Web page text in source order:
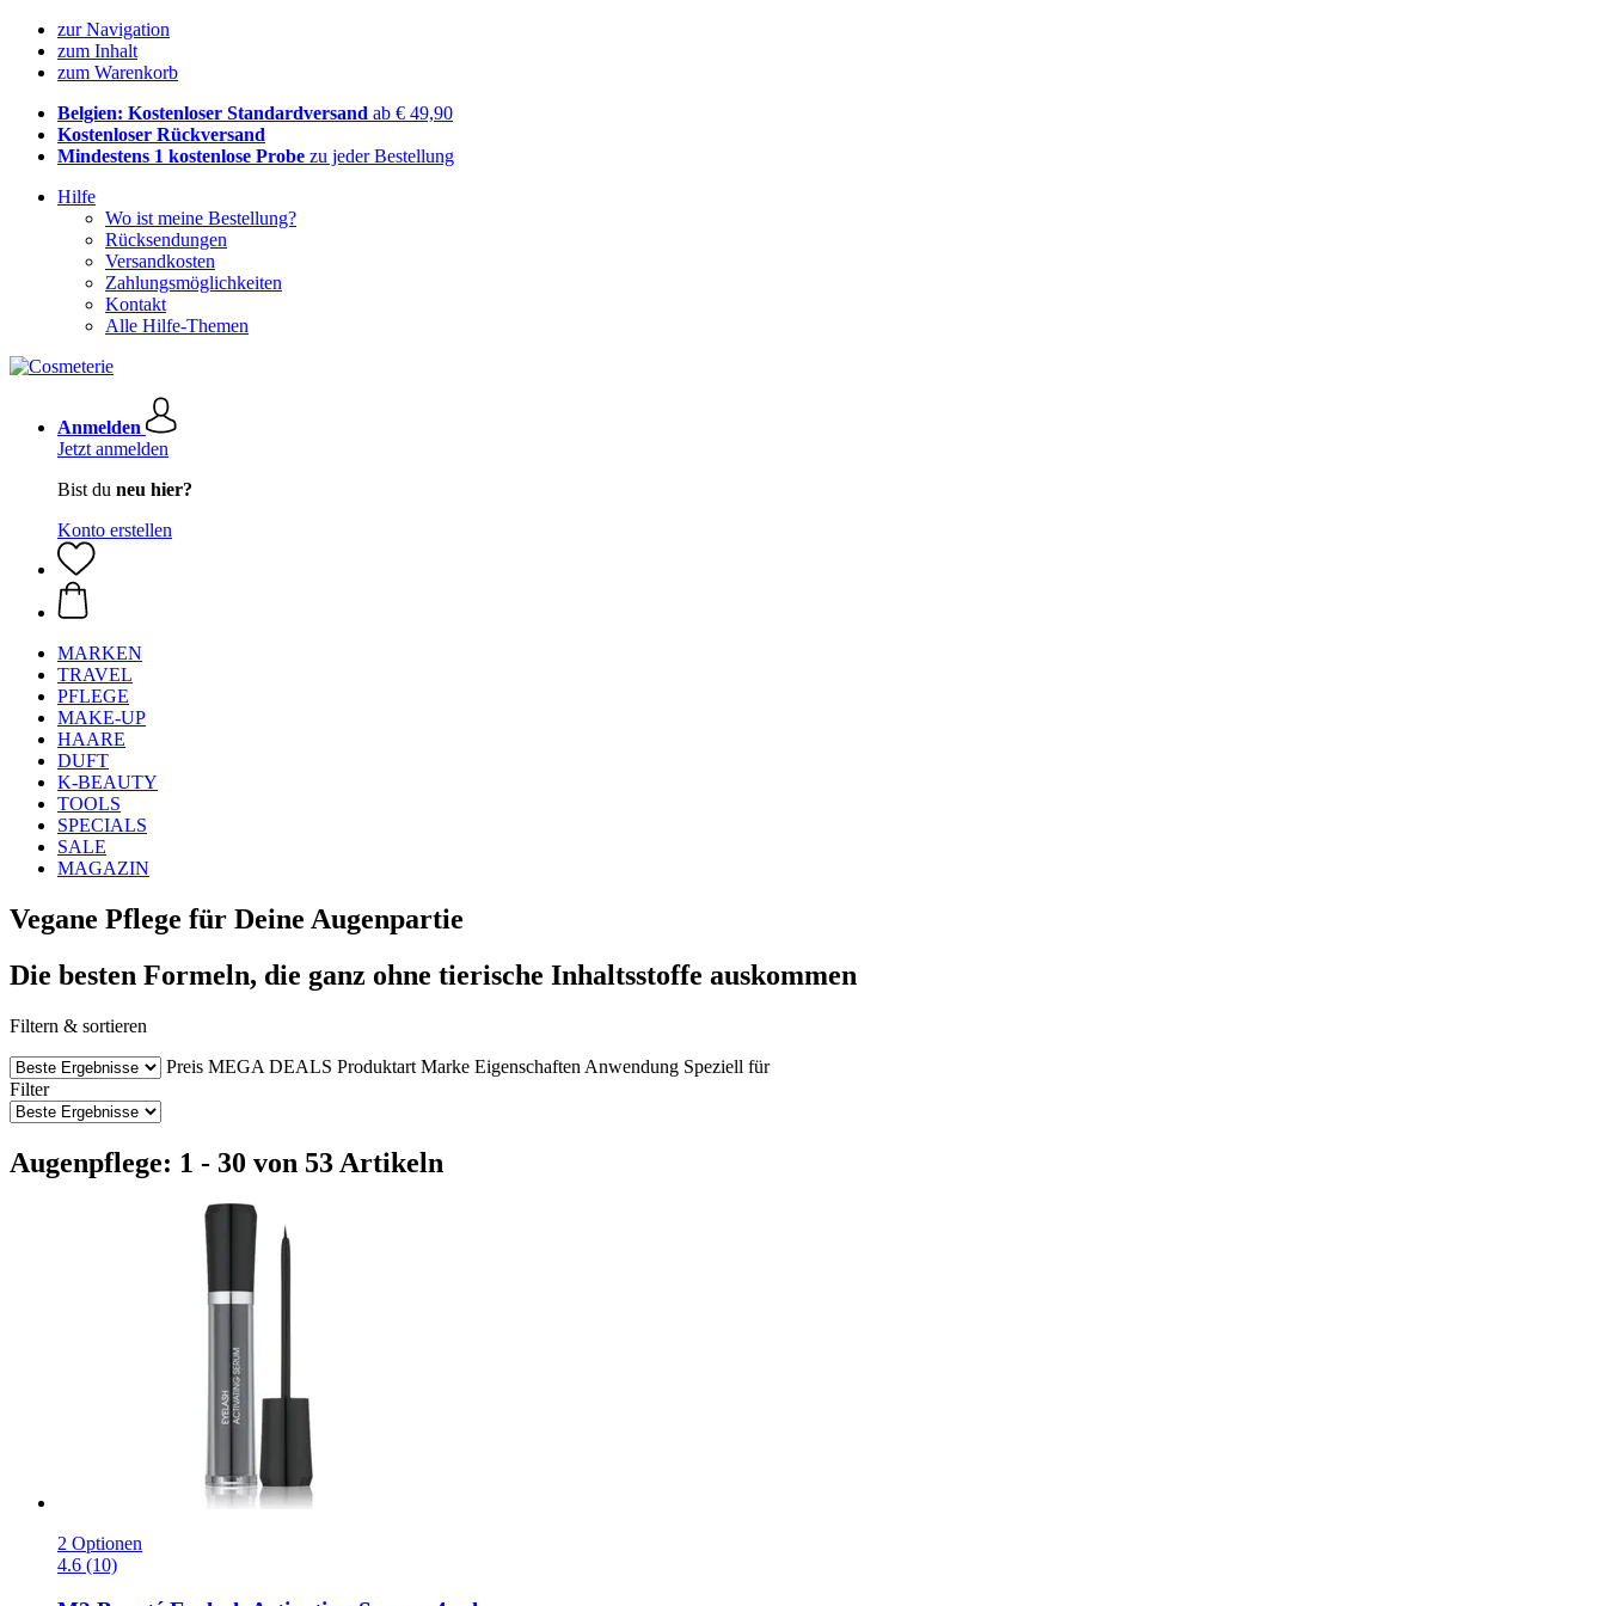
zur Navigation
zum Inhalt
zum Warenkorb
Belgien: Kostenloser Standardversand ab € 49,90
Kostenloser Rückversand
Mindestens 1 kostenlose Probe zu jeder Bestellung
Hilfe
Wo ist meine Bestellung?
Rücksendungen
Versandkosten
Zahlungsmöglichkeiten
Kontakt
Alle Hilfe-Themen
Anmelden
Jetzt anmelden
Bist du neu hier?
Konto erstellen
MARKEN
TRAVEL
PFLEGE
MAKE-UP
HAARE
DUFT
K-BEAUTY
TOOLS
SPECIALS
SALE
MAGAZIN
Vegane Pflege für Deine Augenpartie
Die besten Formeln, die ganz ohne tierische Inhaltsstoffe auskommen
Filtern & sortieren
Preis MEGA DEALS Produktart Marke Eigenschaften Anwendung Speziell für
Filter
Augenpflege: 1 - 30 von 53 Artikeln
2 Optionen
4.6 (10)